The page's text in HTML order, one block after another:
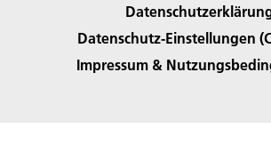
Datenschutz-Einstellungen
Impressum &